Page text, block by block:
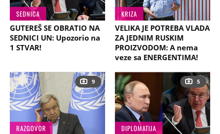
SEDNICA
GUTEREŠ SE OBRATIO NA
SEDNICI UN: Upozorio na
1 STVAR!
KRIZA
VELIKA JE POTREBA VLADA
ZA JEDNIM RUSKIM
PROIZVODOM: A nema
veze sa ENERGENTIMA!
9
RAZGOVOR
5
DIPLOMATIJA